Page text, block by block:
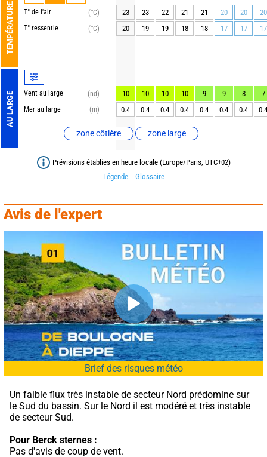
TEMPÉRATURE T° de l'air
(°C)
T° ressentie
(°C)
AU LARGE Vent au large
(nd)
Mer au large
(m)
zone côtière zone large
23 23 22 21 21 20 20
20
20
19 19 18 18 17 17 17
10 10 10 10 9 9 8
7
0.4
0.4 0.4 0.4 0.4 0.4 0.4 0.4
Prévisions établies en heure locale (Europe/Paris, UTC+02)
Légende
Glossaire
Avis de l'expert
Brief des risques météo
Un faible flux très instable de secteur Nord prédomine sur
le Sud du bassin. Sur le Nord il est modéré et très instable
de secteur Sud.
Pour Berck sternes :
Pas d'avis de coup de vent.